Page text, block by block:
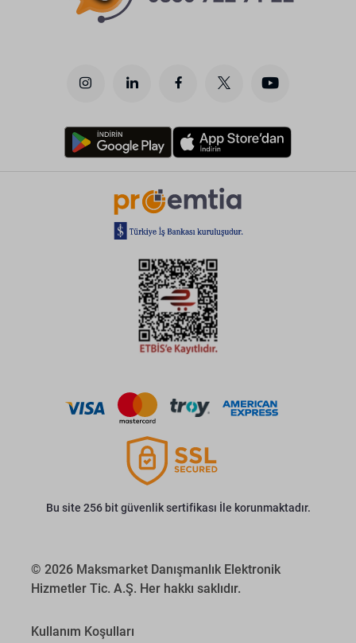
Bu site 256 bit güvenlik sertifikası İle korunmaktadır.
© 2026 Maksmarket Danışmanlık Elektronik
Hizmetler Tic. A.Ş. Her hakkı saklıdır.
Kullanım Koşulları